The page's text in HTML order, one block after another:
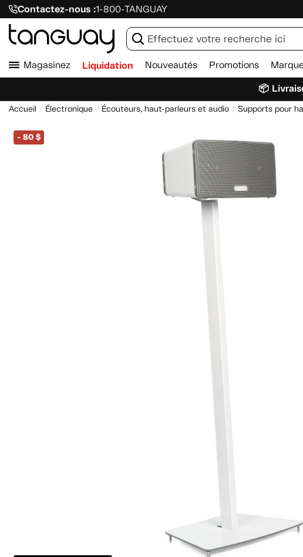
Contactez-nous :1-800-TANGUAY
Magasinez Liquidation Nouveautés Promotions
📦
Accueil Électronique Écouteurs, haut-parleurs et audio Supports pour
- 80 $